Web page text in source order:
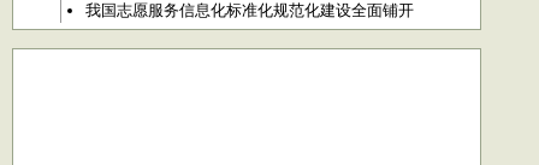
我国志愿服务信息化标准化规范化建设全面铺开